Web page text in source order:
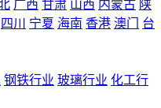
广西 甘肃 山西 内蒙古 陕
四川 宁夏 海南 香港 澳门
台
钢铁行业 玻璃行业 化工行